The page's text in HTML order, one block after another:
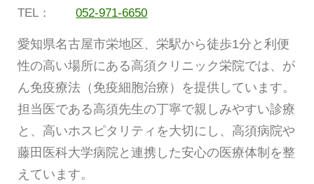
TEL：
052-971-6650
愛知県名古屋市栄地区、栄駅から徒歩1分と利便
性の高い場所にある高須クリニック栄院では、が
ん免疫療法（免疫細胞治療）を提供しています。
担当医である高須先生の丁寧で親しみやすい診療
と、高いホスピタリティを大切にし、高須病院や
藤田医科大学病院と連携した安心の医療体制を整
えています。